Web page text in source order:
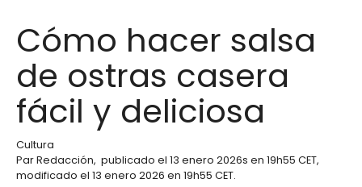
Cómo hacer salsa
de ostras casera
fácil y deliciosa
Cultura
ParRedacción, publicado el 13 enero 2026s en 19h55 CET,
modificado el 13 enero 2026 en 19h55 CET.